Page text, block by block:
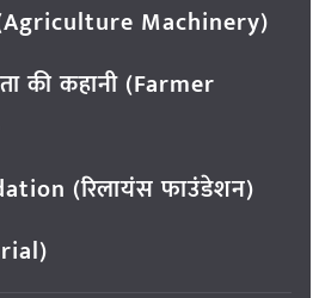
(Agriculture Machinery)
की कहानी (Farmer
(रिलायंस फाउंडेशन)